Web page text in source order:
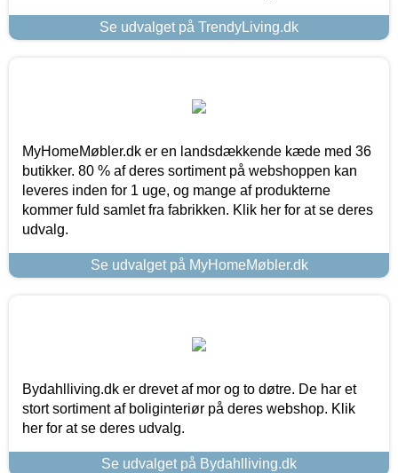
Se udvalget på TrendyLiving.dk
MyHomeMøbler.dk er en landsdækkende kæde med 36
butikker. 80 % af deres sortiment på webshoppen kan
leveres inden for 1 uge, og mange af produkterne
kommer fuld samlet fra fabrikken. Klik her for at se deres
udvalg.
Se udvalget på MyHomeMøbler.dk
Bydahlliving.dk er drevet af mor og to døtre. De har et
stort sortiment af boliginteriør på deres webshop. Klik
her for at se deres udvalg.
Se udvalget på Bydahlliving.dk